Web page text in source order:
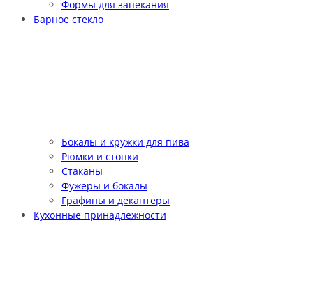
Формы для запекания
Барное стекло
Бокалы и кружки для пива
Рюмки и стопки
Стаканы
Фужеры и бокалы
Графины и декантеры
Кухонные принадлежности